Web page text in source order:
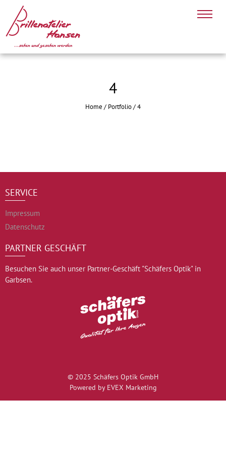
4
Home / Portfolio/4
SERVICE
Impressum
Datenschutz
PARTNER GESCHÄFT
Besuchen Sie auch unser Partner-Geschäft "Schäfers Optik" in
Garbsen.
© 2025 Schäfers Optik GmbH
Powered by EVEX Marketing